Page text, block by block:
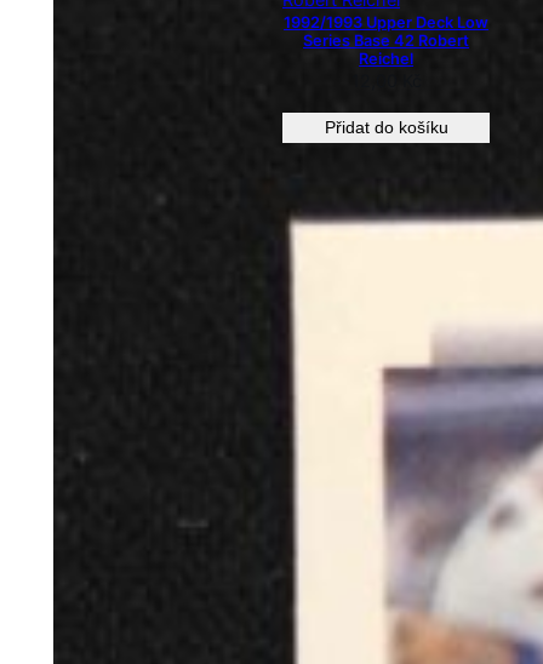
1992/1993 Upper Deck Low
Series Base 42 Robert
Reichel
Přidat do košíku